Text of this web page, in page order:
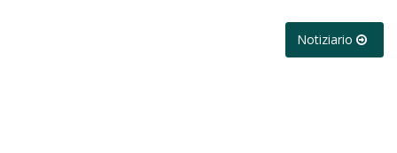
Notiziario